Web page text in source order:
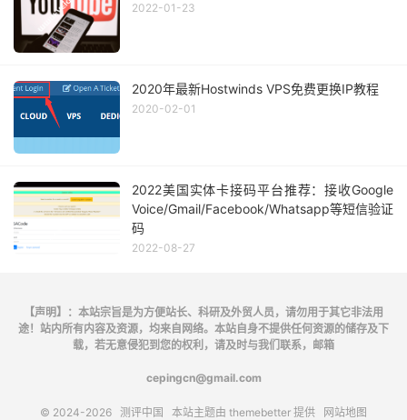
2022-01-23
2020年最新Hostwinds VPS免费更换IP教程
2020-02-01
2022美国实体卡接码平台推荐：接收Google
Voice/Gmail/Facebook/Whatsapp等短信验证
码
2022-08-27
【声明】：本站宗旨是为方便站长、科研及外贸人员，请勿用于其它非法用
途！站内所有内容及资源，均来自网络。本站自身不提供任何资源的储存及下
载，若无意侵犯到您的权利，请及时与我们联系，邮箱
cepingcn@gmail.com
© 2024-2026 测评中国 本站主题由 themebetter 提供 网站地图